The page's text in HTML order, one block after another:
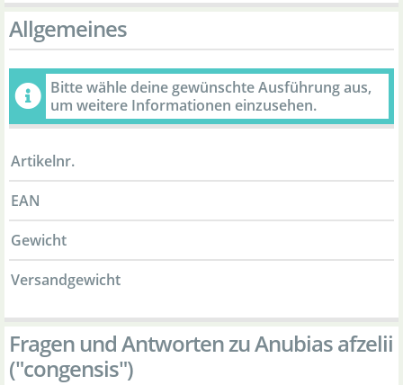
Allgemeines
Bitte wähle deine gewünschte Ausführung aus,
um weitere Informationen einzusehen.
Artikelnr.
EAN
Gewicht
Versandgewicht
Fragen und Antworten zu Anubias afzelii
("congensis")